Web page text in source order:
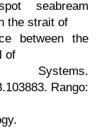
seabream
the strait of
between the
of
Rango: